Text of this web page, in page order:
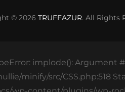
© 2026 TRUFFAZUR. All Rights
implode(): Argument
minify/src/CSS.php:518